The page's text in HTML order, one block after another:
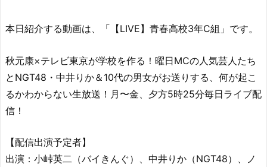
本日紹介する動画は、「【LIVE】青春高校3年C組」です。
秋元康×テレビ東京が学校を作る！曜日MCの人気芸人たち
とNGT48・中井りか＆10代の男女がお送りする、何が起こ
るかわからない生放送！月〜金、夕方5時25分毎日ライブ配
信！
【配信出演予定者】
出演：小峠英二（バイきんぐ）、中井りか（NGT48）、ノ